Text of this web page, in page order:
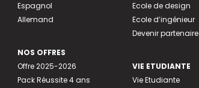
Espagnol
Allemand
NOS OFFRES
Offre 2025-2026
Pack Réussite 4 ans
Ecole de design
Ecole d’ingénieur
Devenir partenaire
VIE ETUDIANTE
Vie Etudiante